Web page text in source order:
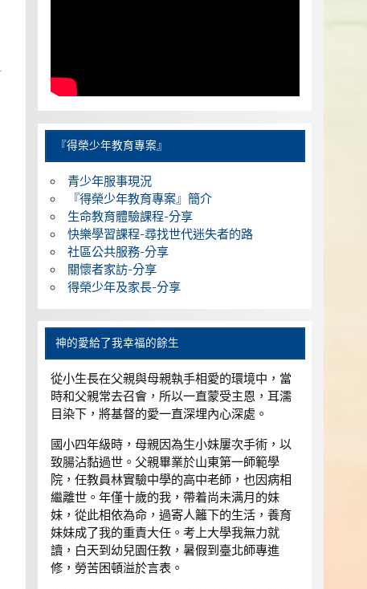
『得榮少年教育專案』
青少年服事現況
『得榮少年教育專案』簡介
生命教育體驗課程-分享
快樂學習課程-尋找世代迷失者的路
社區公共服務-分享
關懷者家訪-分享
得榮少年及家長-分享
神的愛給了我幸福的餘生
從小生長在父親與母親執手相愛的環境中，當
時和父親常去召會，所以一直蒙受主恩，耳濡
目染下，將基督的愛一直深埋內心深處。
國小四年級時，母親因為生小妹屢次手術，以
致腸沾黏過世。父親畢業於山東第一師範學
院，任教員林實驗中學的高中老師，也因病相
繼離世。年僅十歲的我，帶着尚未满月的妹
妹，從此相依為命，過寄人籬下的生活，養育
妹妹成了我的重責大任。考上大學我無力就
讀，白天到幼兒園任教，暑假到臺北師專進
修，勞苦困頓溢於言表。